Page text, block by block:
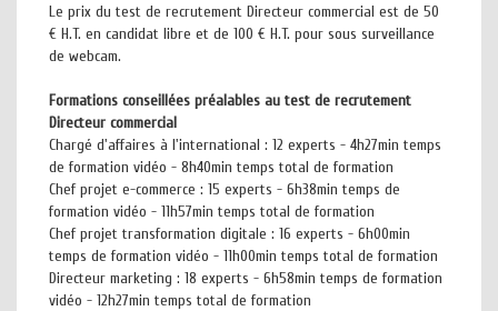
Le prix du test de recrutement Directeur commercial est de 50
€ H.T. en candidat libre et de 100 € H.T. pour sous surveillance
de webcam.
Formations conseillées préalables au test de recrutement
Directeur commercial
Chargé d'affaires à l'international : 12 experts - 4h27min temps
de formation vidéo - 8h40min temps total de formation
Chef projet e-commerce : 15 experts - 6h38min temps de
formation vidéo - 11h57min temps total de formation
Chef projet transformation digitale : 16 experts - 6h00min
temps de formation vidéo - 11h00min temps total de formation
Directeur marketing : 18 experts - 6h58min temps de formation
vidéo - 12h27min temps total de formation